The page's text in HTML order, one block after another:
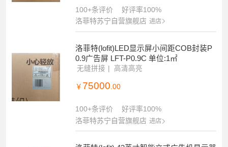
100+条评价
好评率100%
洛菲特苏宁自营旗舰店 进店
洛菲特(lofit)LED显示屏小间距COB封装P
0.9广告屏 LFT-P0.9C 单位:1㎡
无缝拼接 高清高亮
￥ 75000.00
100+条评价
好评率100%
洛菲特苏宁自营旗舰店 进店